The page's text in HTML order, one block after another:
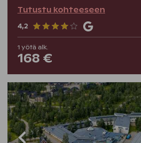
Tutustu kohteeseen
4,2
1 yötä alk.
168 €